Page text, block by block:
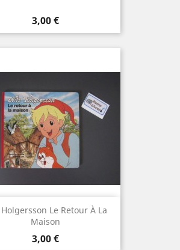
Prix
3,00 €
Le Retour À La
Maison
Prix
3,00 €